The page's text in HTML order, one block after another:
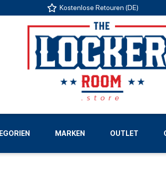
Kostenlose Retouren (DE)
MARKEN
LIGEN
OUTLET